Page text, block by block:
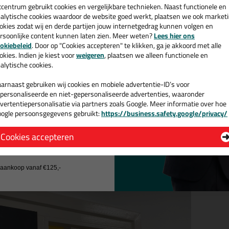
tape
afplakken van hoeken is niet altijd even makkelijk en niet iedere
gehoord maarhoekjes tapeis perfect voor het afplakken van iedere
binnen & buiten worden gebruikt. Zie hieronder hoe de hoekjes
gebruikt cookies en vergelijkbare technieken. Naast functionele en
cookies waardoor de website goed werkt, plaatsen we ook
zodat wij en derde partijen jouw internetgedrag kunnen volgen en
content kunnen laten zien. Meer weten?Lees hier ons
. Door op "Cookies accepteren" te klikken, ga je akkoord met alle
Indien je kiest voorweigeren, plaatsen we alleen functionele en
cookies.
gebruiken wij cookies en mobiele advertentie-ID’s voor
en niet-gepersonaliseerde advertenties, waaronder
via partners zoals Google. Meer informatie over hoe
persoonsgegevens gebruikt:https://business.safety.google/privacy/
Cookies accepteren
💚
en ontvang een
€35,-bij je eerste bestelling!
de actiecode ›
geen cadeau
vanaf €125,-